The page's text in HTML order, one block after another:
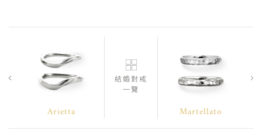
Arietta
結婚對戒
一覽
Martellato